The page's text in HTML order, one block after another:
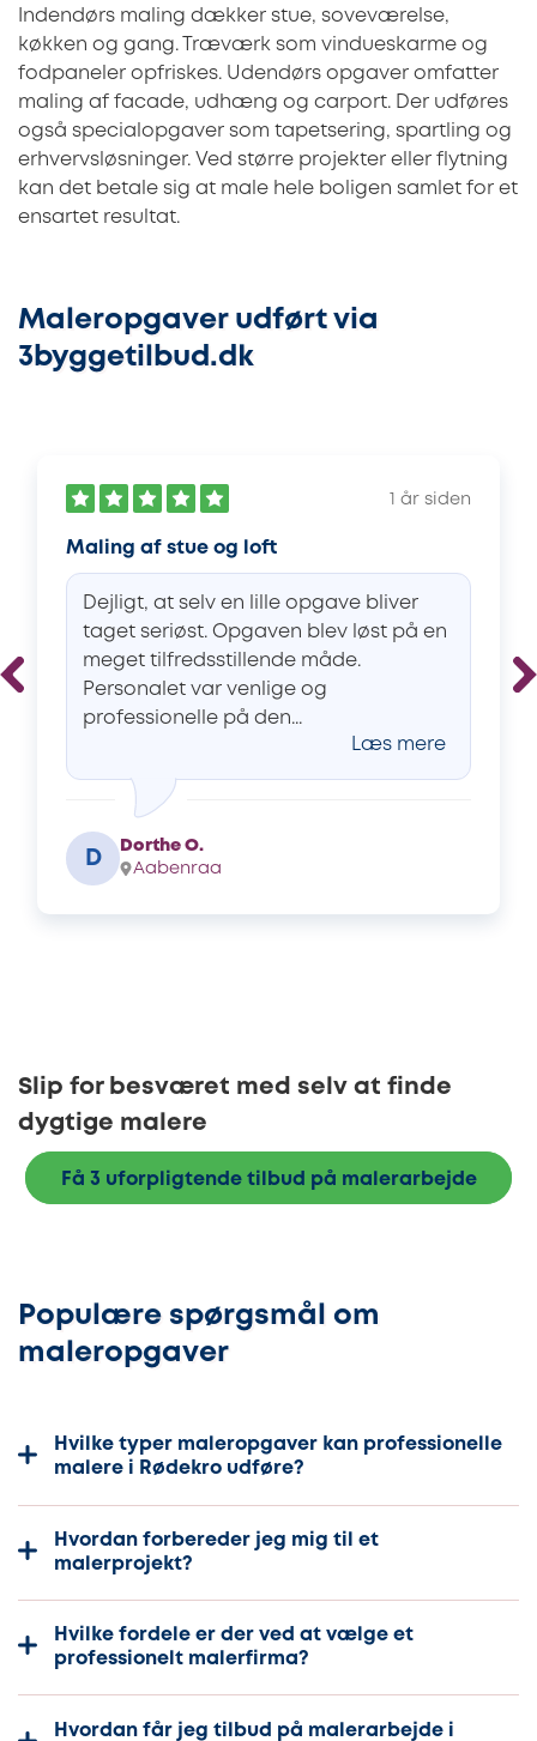
Indendørs maling dækker stue, soveværelse,
køkken og gang. Træværk som vindueskarme og
fodpaneler opfriskes. Udendørs opgaver omfatter
maling af facade, udhæng og carport. Der udføres
også specialopgaver som tapetsering, spartling og
erhvervsløsninger. Ved større projekter eller flytning
kan det betale sig at male hele boligen samlet for et
ensartet resultat.
Maleropgaver udført via
3byggetilbud.dk
1 år siden
Maling af stue og loft
Dejligt, at selv en lille opgave bliver
taget seriøst. Opgaven blev løst på en
meget tilfredsstillende måde.
Personalet var venlige og
professionelle på den...
Læs mere
D
Dorthe O.
Aabenraa
Slip for besværet med selv at finde
dygtige malere
Få 3 uforpligtende tilbud på malerarbejde
Populære spørgsmål om
maleropgaver
Hvilke typer maleropgaver kan professionelle
malere i Rødekro udføre?
Hvordan forbereder jeg mig til et
malerprojekt?
Hvilke fordele er der ved at vælge et
professionelt malerfirma?
Hvordan får jeg tilbud på malerarbejde i